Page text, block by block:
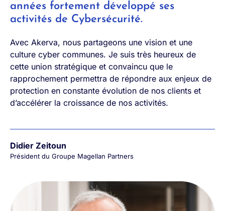
années fortement développé ses
activités de Cybersécurité.
Avec Akerva, nous partageons une vision et une
culture cyber communes. Je suis très heureux de
cette union stratégique et convaincu que le
rapprochement permettra de répondre aux enjeux de
protection en constante évolution de nos clients et
d’accélérer la croissance de nos activités.
Didier Zeitoun
Président du Groupe Magellan Partners